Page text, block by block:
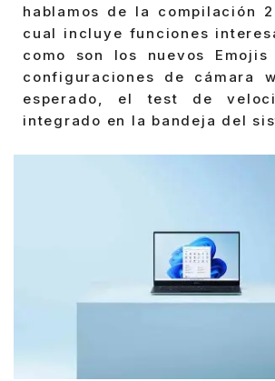
hablamos de la compilación
cual incluye funciones
como son los nuevos Emojis
configuraciones de cámara
esperado, el test de
integrado en la bandeja del